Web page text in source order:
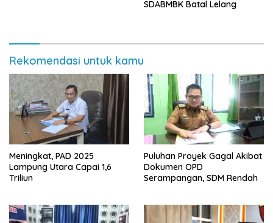
SDABMBK Batal Lelang
Rekomendasi untuk kamu
Meningkat, PAD 2025
Lampung Utara Capai 1,6
Triliun
Puluhan Proyek Gagal Akibat
Dokumen OPD
Serampangan, SDM Rendah